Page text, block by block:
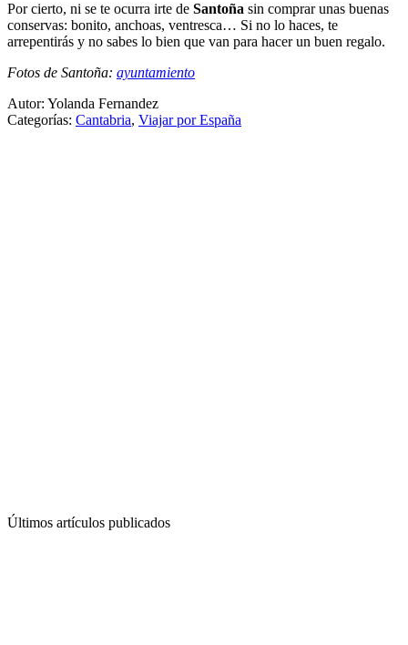
Por cierto, ni se te ocurra irte de Santoña sin comprar unas buenas
conservas: bonito, anchoas, ventresca… Si no lo haces, te
arrepentirás y no sabes lo bien que van para hacer un buen regalo.
Fotos de Santoña: ayuntamiento
Autor: Yolanda Fernandez
Categorías: Cantabria, Viajar por España
Últimos artículos publicados